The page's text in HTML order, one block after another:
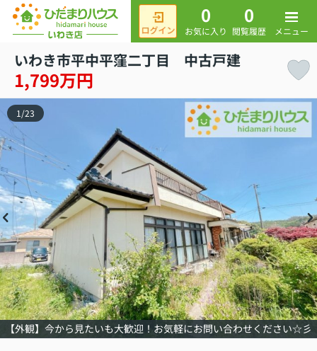
0
お気に入り
0
閲覧履歴 メニュー
いわき市平中平窪二丁目 中古戸建
1,799万円
【外観】今から見たいも大歓迎！お気軽にお問い合わせください☆彡
1 /23